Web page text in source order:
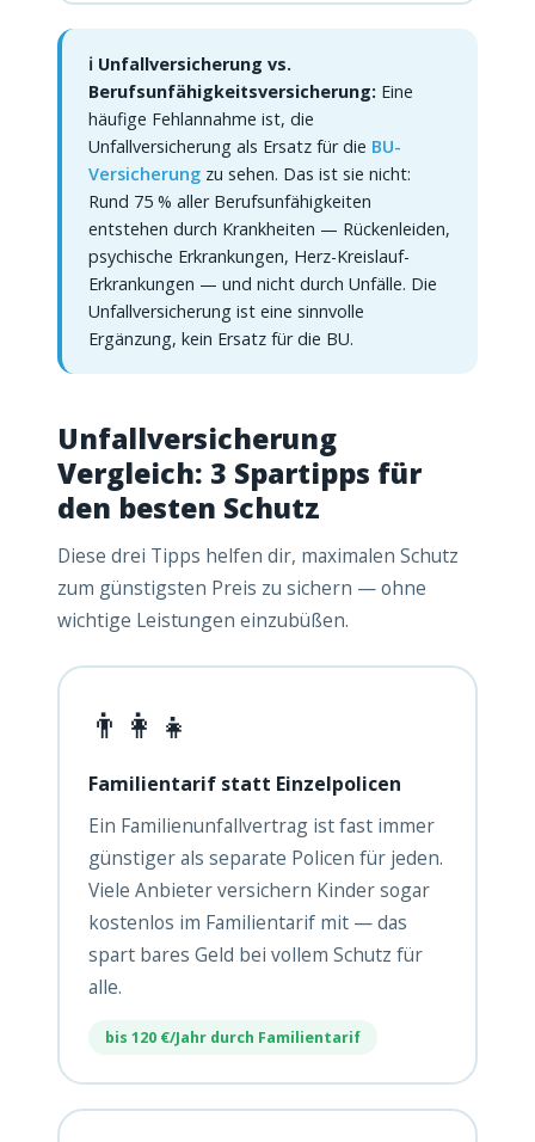
ℹ️ Unfallversicherung vs.
Berufsunfähigkeitsversicherung: Eine
häufige Fehlannahme ist, die
Unfallversicherung als Ersatz für die BU-
Versicherung zu sehen. Das ist sie nicht:
Rund 75 % aller Berufsunfähigkeiten
entstehen durch Krankheiten — Rückenleiden,
psychische Erkrankungen, Herz-Kreislauf-
Erkrankungen — und nicht durch Unfälle. Die
Unfallversicherung ist eine sinnvolle
Ergänzung, kein Ersatz für die BU.
Unfallversicherung
Vergleich: 3 Spartipps für
den besten Schutz
Diese drei Tipps helfen dir, maximalen Schutz
zum günstigsten Preis zu sichern — ohne
wichtige Leistungen einzubüßen.
👨‍👩‍👧
Familientarif statt Einzelpolicen
Ein Familienunfallvertrag ist fast immer
günstiger als separate Policen für jeden.
Viele Anbieter versichern Kinder sogar
kostenlos im Familientarif mit — das
spart bares Geld bei vollem Schutz für
alle.
bis 120 €/Jahr durch Familientarif